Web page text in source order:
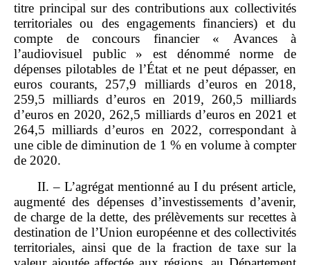
titre principal sur des contributions aux collectivités
territoriales ou des engagements financiers) et du
compte de concours financier « Avances à
l’audiovisuel public » est dénommé norme de
dépenses pilotables de l’État et ne peut dépasser, en
euros courants, 257,9 milliards d’euros en 2018,
259,5 milliards d’euros en 2019, 260,5 milliards
d’euros en 2020, 262,5 milliards d’euros en 2021 et
264,5 milliards d’euros en 2022, correspondant à
une cible de diminution de 1 % en volume à compter
de 2020.
II. – L’agrégat mentionné au I du présent article,
augmenté des dépenses d’investissements d’avenir,
de charge de la dette, des prélèvements sur recettes à
destination de l’Union européenne et des collectivités
territoriales, ainsi que de la fraction de taxe sur la